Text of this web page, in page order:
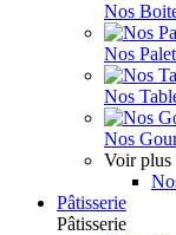
Nos
Nos
Nos
Nos
Voir plus
Pâtisserie
Pâtisserie